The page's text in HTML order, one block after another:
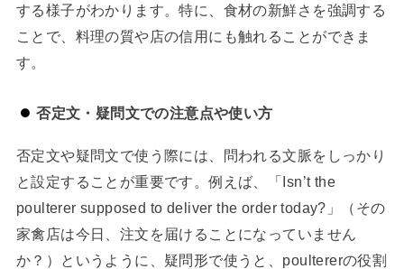
する様子がわかります。特に、食材の新鮮さを強調する
ことで、料理の質や店の信用にも触れることができま
す。
否定文・疑問文での注意点や使い方
否定文や疑問文で使う際には、問われる文脈をしっかり
と設定することが重要です。例えば、「Isn’t the
poulterer supposed to deliver the order today?」（その
家禽店は今日、注文を届けることになっていません
か？）というように、疑問形で使うと、poultererの役割